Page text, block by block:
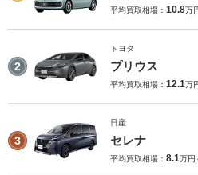
平均買取相場： 10.8万
2
トヨタ
プリウス
平均買取相場： 12.1万
3
日産
セレナ
平均買取相場： 8.1万円